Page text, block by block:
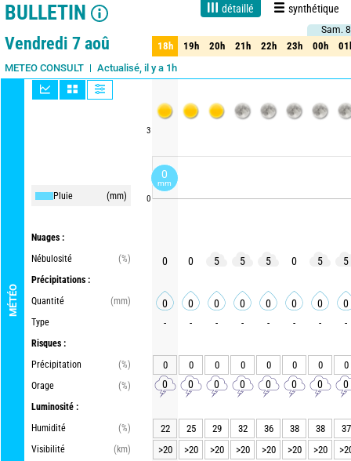
BULLETIN détaillé synthétique
Live 1 jour 3 jours 15 jours Fiabilité 80%
Vendredi 7 aoû
METEO CONSULT Actualisé, il y a 1h
MÉTÉO
Pluie (mm)
Nuages :
Nébulosité
(%)
Précipitations :
Quantité
(mm)
Type
Risques :
Précipitation
(%)
Orage
(%)
Luminosité :
Humidité
(%)
Visibilité
(km)
3
0
Sam. 8
18h 19h 20h 21h 22h 23h 00h
Sam. 8
18h 19h 20h 21h 22h 23h 00h
0 0 5 5 5 0 5 5
0 0 0 0 0 0 0 0
- - - - - - - -
0 0 0 0 0 0 0 0
0 0 0 0 0 0 0 0
22 25 29 32 36 38 38
37
>20
>20 >20 >20 >20 >20 >20
0
mm